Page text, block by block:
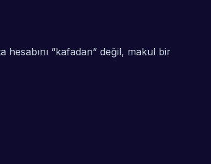
hesabını “kafadan” değil, makul bir